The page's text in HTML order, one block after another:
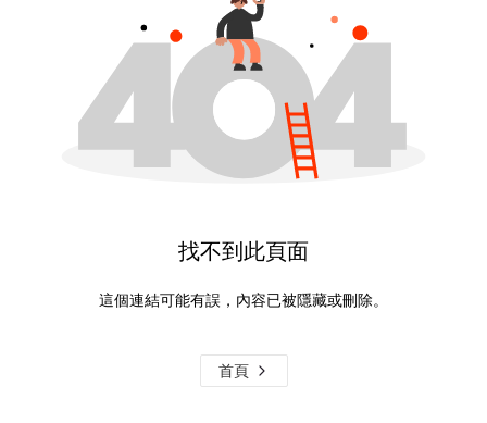
找不到此頁面
這個連結可能有誤，內容已被隱藏或刪除。
首頁